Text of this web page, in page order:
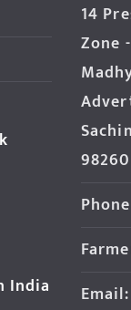
India
14
Zone